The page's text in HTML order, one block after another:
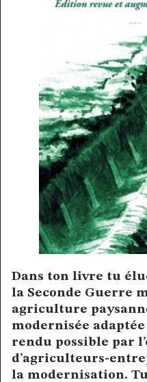
Dans ton livre tu
la Seconde Guerre
agriculture
modernisée
rendu possible par
d’agriculteurs-
la modernisation.